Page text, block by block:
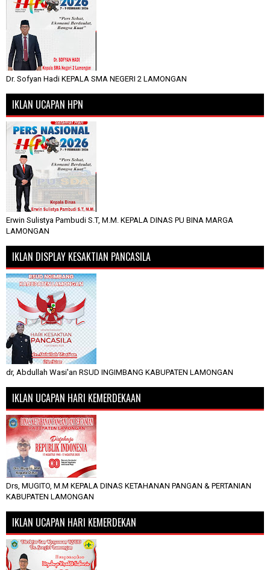
Dr. Sofyan Hadi KEPALA SMA NEGERI 2 LAMONGAN
IKLAN UCAPAN HPN
Erwin Sulistya Pambudi S.T, M.M. KEPALA DINAS PU BINA MARGA
LAMONGAN
IKLAN DISPLAY KESAKTIAN PANCASILA
dr, Abdullah Wasi'an RSUD INGIMBANG KABUPATEN LAMONGAN
IKLAN UCAPAN HARI KEMERDEKAAN
Drs, MUGITO, M.M KEPALA DINAS KETAHANAN PANGAN & PERTANIAN
KABUPATEN LAMONGAN
IKLAN UCAPAN HARI KEMERDEKAN